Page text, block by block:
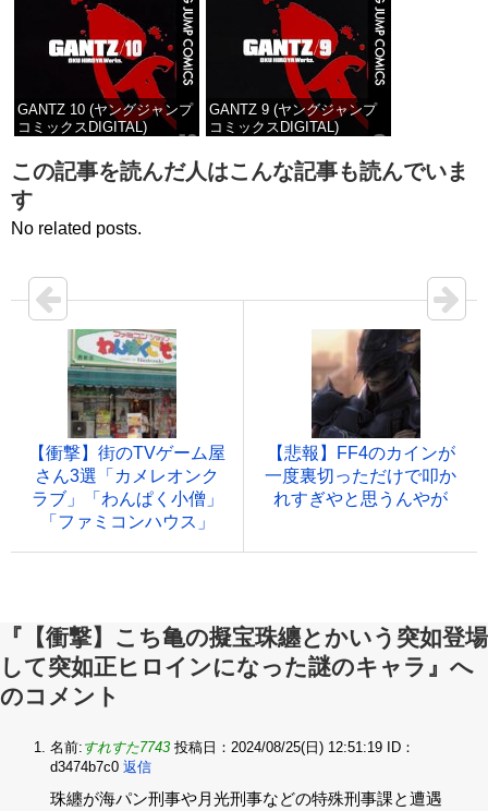
GANTZ 10 (ヤングジャンプ
コミックスDIGITAL)
価格：¥100
GANTZ 9 (ヤングジャンプ
コミックスDIGITAL)
価格：¥100
この記事を読んだ人はこんな記事も読んでいま
す
No related posts.
【衝撃】街のTVゲーム屋
さん3選「カメレオンク
ラブ」「わんぱく小僧」
「ファミコンハウス」
【悲報】FF4のカインが
一度裏切っただけで叩か
れすぎやと思うんやが
『【衝撃】こち亀の擬宝珠纏とかいう突如登場
して突如正ヒロインになった謎のキャラ』へ
のコメント
名前: すれすた7743 投稿日：2024/08/25(日) 12:51:19
ID：
d3474b7c0 返信
珠纏が海パン刑事や月光刑事などの特殊刑事課と遭遇